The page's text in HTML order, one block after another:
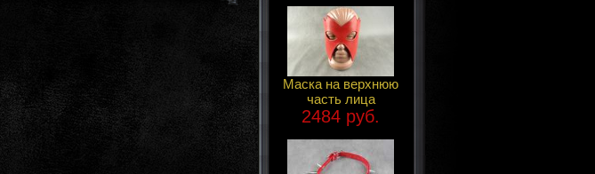
Маска на верхнюю
часть лица
2484 руб.